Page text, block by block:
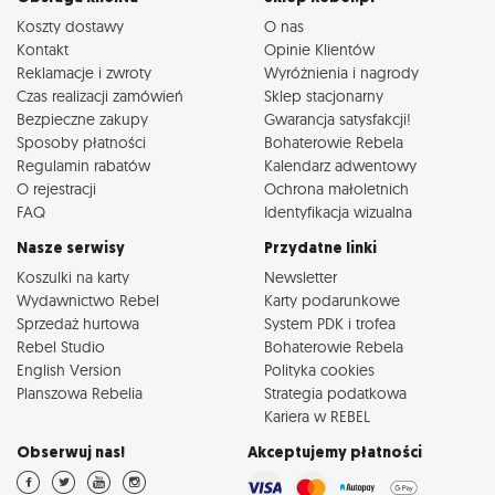
Koszty dostawy
Kontakt
Reklamacje i zwroty
Czas realizacji zamówień
Bezpieczne zakupy
Sposoby płatności
Regulamin rabatów
O rejestracji
FAQ
O nas
Opinie Klientów
Wyróżnienia i nagrody
Sklep stacjonarny
Gwarancja satysfakcji!
Bohaterowie Rebela
Kalendarz adwentowy
Ochrona małoletnich
Identyfikacja wizualna
Nasze serwisy
Koszulki na karty
Wydawnictwo Rebel
Sprzedaż hurtowa
Rebel Studio
English Version
Planszowa Rebelia
Przydatne linki
Newsletter
Karty podarunkowe
System PDK i trofea
Bohaterowie Rebela
Polityka cookies
Strategia podatkowa
Kariera w REBEL
Obserwuj nas! Akceptujemy płatności